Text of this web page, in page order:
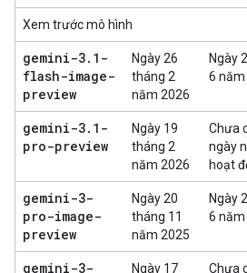
Xem trước mô hình
gemini-3. 1-
flash-image-
preview
Ngày 26
tháng 2
năm 2026
Ngày
6
gemini-3. 1-
pro-preview
Ngày 19
tháng 2
năm 2026
Chưa
ngày
hoạt
gemini-3-
pro-image-
preview
Ngày 20
tháng 11
năm 2025
Ngày
6
gemini-3-
Ngày 17
Chưa